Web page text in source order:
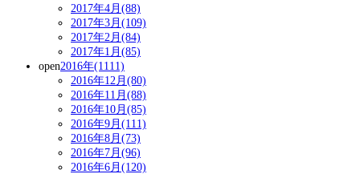
2017年4月(88)
2017年3月(109)
2017年2月(84)
2017年1月(85)
open2016年(1111)
2016年12月(80)
2016年11月(88)
2016年10月(85)
2016年9月(111)
2016年8月(73)
2016年7月(96)
2016年6月(120)